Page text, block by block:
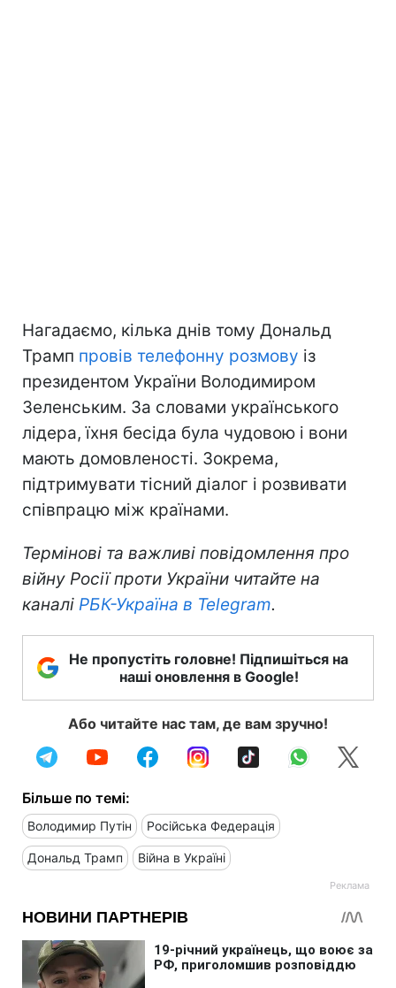
Нагадаємо, кілька днів тому Дональд
Трамп провів телефонну розмову із
президентом України Володимиром
Зеленським. За словами українського
лідера, їхня бесіда була чудовою і вони
мають домовленості. Зокрема,
підтримувати тісний діалог і розвивати
співпрацю між країнами.
Термінові та важливі повідомлення про
війну Росії проти України читайте на
каналі РБК-Україна в Telegram.
Не пропустіть головне! Підпишіться на
наші оновлення в Google!
Або читайте нас там, де вам зручно!
Більше по темі:
Володимир Путін Російська Федерація
Дональд Трамп Війна в Україні